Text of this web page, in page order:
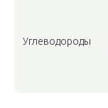
Углеводороды